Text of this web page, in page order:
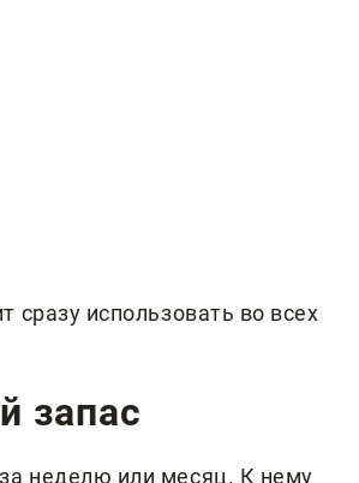
сразу использовать во всех
запас
неделю или месяц. К нему